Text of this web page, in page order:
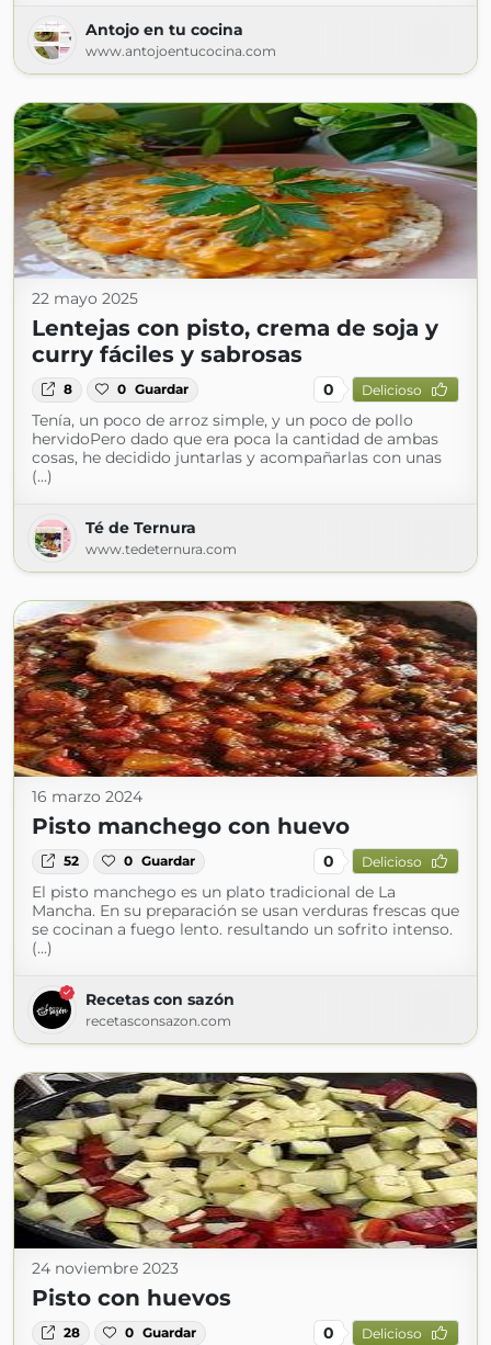
Antojo en tu cocina
www.antojoentucocina.com
22 mayo 2025
Lentejas con pisto, crema de soja y
curry fáciles y sabrosas
8 0 Guardar 0 Delicioso
Tenía, un poco de arroz simple, y un poco de pollo
hervidoPero dado que era poca la cantidad de ambas
cosas, he decidido juntarlas y acompañarlas con unas
(...)
Té de Ternura
www.tedeternura.com
16 marzo 2024
Pisto manchego con huevo
52 0 Guardar 0 Delicioso
El pisto manchego es un plato tradicional de La
Mancha. En su preparación se usan verduras frescas que
se cocinan a fuego lento. resultando un sofrito intenso.
(...)
Recetas con sazón
recetasconsazon.com
24 noviembre 2023
Pisto con huevos
28 0 Guardar 0 Delicioso